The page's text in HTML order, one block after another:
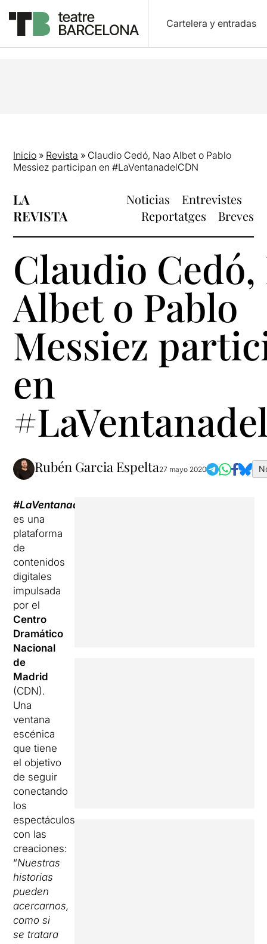
Cartelera y entradas
Inicio » Revista » Claudio Cedó, Nao Albet o Pablo
Messiez participan en #LaVentanadelCDN
LA
REVISTA
Noticias
Entrevistes
Reportatges
Breves
Claudio Cedó,
Albet o Pablo
Messiez
en
Rubén Garcia Espelta27 mayo 2020
#LaVentanadelCDN
es una
plataforma
de
contenidos
digitales
impulsada
por el
Centro
Dramático
Nacional
de
Madrid
(CDN).
Una
ventana
escénica
que tiene
el objetivo
de seguir
conectando
los
espectáculos
con las
creaciones:
“Nuestras
historias
pueden
acercarnos,
como si
se tratara